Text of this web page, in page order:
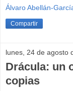
Álvaro Abellán-
Compartir
lunes, 24 de agosto
Drácula: un
copias